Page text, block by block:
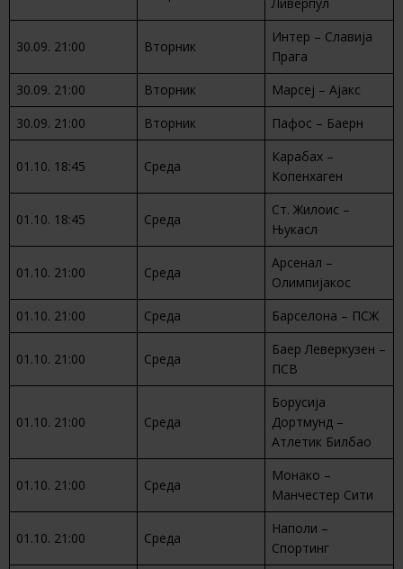
30.09. 21:00 Вторник
Интер – Славија
Прага
30.09. 21:00
Вторник
Марсеј – Ајакс
30.09. 21:00
Вторник Пафос – Баерн
01.10. 18:45 Среда
Карабах –
Копенхаген
01.10. 18:45 Среда
Ст. Жилоис –
Њукасл
01.10. 21:00 Среда
Арсенал –
Олимпијакос
01.10. 21:00
Среда Барселона – ПСЖ
01.10. 21:00 Среда
Баер Леверкузен –
ПСВ
01.10. 21:00 Среда
Борусија
Дортмунд –
Атлетик Билбао
01.10. 21:00 Среда
Монако –
Манчестер Сити
01.10. 21:00 Среда
Наполи –
Спортинг